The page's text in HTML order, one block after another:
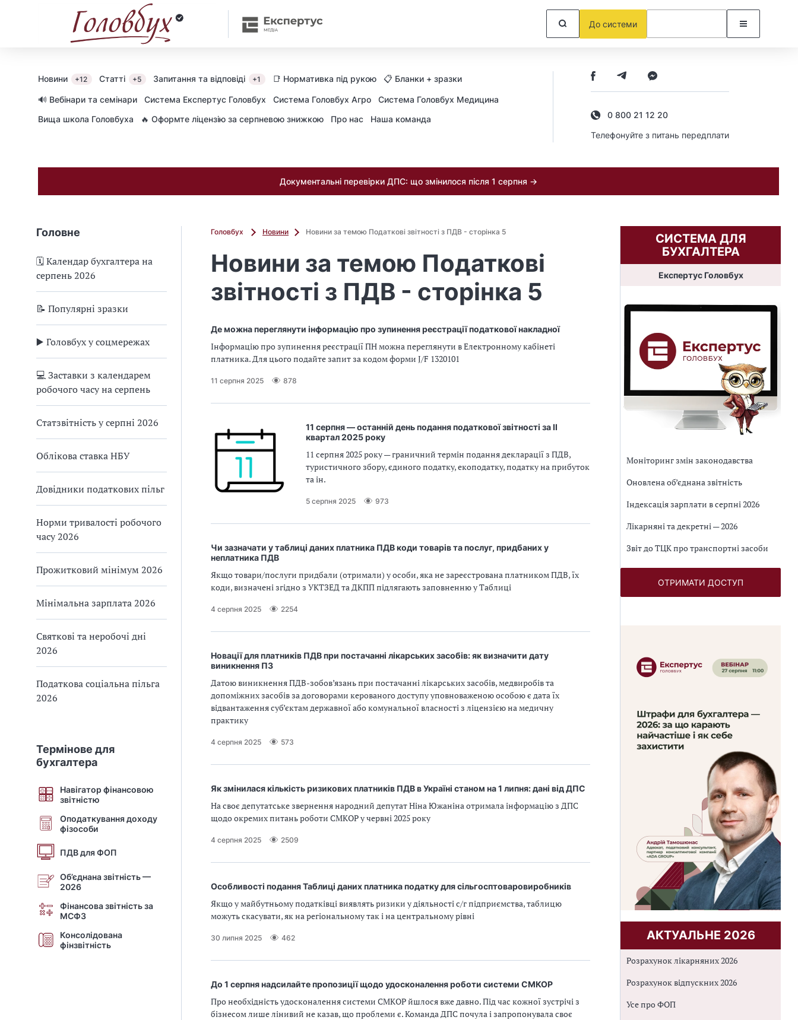
До системи
Новини +12 Статті +5 Запитання та відповіді +1 📑 Нормативка під рукою 📋 Бланки + зразки
🔊 Вебінари та семінари Cистема Експертус Головбух Система Головбух Агро
Система Головбух Медицина
Вища школа Головбуха
🔥 Оформте ліцензію за серпневою знижкою Про нас Наша команда
0 800 21 12 20
Телефонуйте з питань передплати
Документальні перевірки ДПС: що змінилося після 1 серпня →
Головне
🗓️ Календар бухгалтера на
серпень 2026
📝 Популярні зразки
▶️ Головбух у соцмережах
💻 Заставки з календарем
робочого часу на серпень
Статзвітність у серпні 2026
Облікова ставка НБУ
Довідники податкових пільг
Норми тривалості робочого
часу 2026
Прожитковий мінімум 2026
Мінімальна зарплата 2026
Святкові та неробочі дні
2026
Податкова соціальна пільга
2026
Термінове для
бухгалтера
Навігатор фінансовою
звітністю
Оподаткування доходу
фізособи
ПДВ для ФОП
Об’єднана звітність —
2026
Фінансова звітність за
МСФЗ
Консолідована
фінзвітність
Головбух Новини Новини за темою Податкові звітності з ПДВ - сторінка 5
Новини за темою Податкові
звітності з ПДВ - сторінка 5
Де можна переглянути інформацію про зупинення реєстрації податкової накладної
Інформацію про зупинення реєстрації ПН можна переглянути в Електронному кабінеті
платника. Для цього подайте запит за кодом форми J/F 1320101
11 серпня 2025 878
11 серпня — останній день подання податкової звітності за ІІ
квартал 2025 року
11 серпня 2025 року — граничний термін подання декларації з ПДВ,
туристичного збору, єдиного податку, екоподатку, податку на прибуток
та ін.
5 серпня 2025 973
Чи зазначати у таблиці даних платника ПДВ коди товарів та послуг, придбаних у
неплатника ПДВ
Якщо товари/послуги придбали (отримали) у особи, яка не зареєстрована платником ПДВ, їх
коди, визначені згідно з УКТЗЕД та ДКПП підлягають заповненню у Таблиці
4 серпня 2025 2254
Новації для платників ПДВ при постачанні лікарських засобів: як визначити дату
виникнення ПЗ
Датою виникнення ПДВ-зобов’язань при постачанні лікарських засобів, медвиробів та
допоміжних засобів за договорами керованого доступу уповноваженою особою є дата їх
відвантаження суб’єктам державної або комунальної власності з ліцензією на медичну
практику
4 серпня 2025 573
Як змінилася кількість ризикових платників ПДВ в Україні станом на 1 липня: дані від ДПС
На своє депутатське звернення народний депутат Ніна Южаніна отримала інформацію з ДПС
щодо окремих питань роботи СМКОР у червні 2025 року
4 серпня 2025 2509
Особливості подання Таблиці даних платника податку для сільгосптоваровиробників
Якщо у майбутньому податківці виявлять ризики у діяльності с/г підприємства, таблицю
можуть скасувати, як на регіональному так і на центральному рівні
30 липня 2025 462
До 1 серпня надсилайте пропозиції щодо удосконалення роботи системи СМКОР
Про необхідність удосконалення системи СМКОР йшлося вже давно. Під час кожної зустрічі з
бізнесом лише лінивий не казав, що проблеми є. Команда ДПС почула і запропонувала своє
СИСТЕМА ДЛЯ
БУХГАЛТЕРА
Експертус Головбух
Моніторинг змін законодавства
Оновлена об’єднана звітність
Індексація зарплати в серпні 2026
Лікарняні та декретні — 2026
Звіт до ТЦК про транспортні засоби
ОТРИМАТИ ДОСТУП
АКТУАЛЬНЕ 2026
Розрахунок лікарняних 2026
Розрахунок відпускних 2026
Усе про ФОП